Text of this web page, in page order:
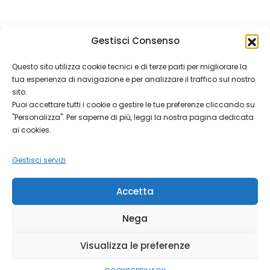
Gestisci Consenso
Questo sito utilizza cookie tecnici e di terze parti per migliorare la
tua esperienza di navigazione e per analizzare il traffico sul nostro
sito.
Puoi accettare tutti i cookie o gestire le tue preferenze cliccando su
"Personalizza". Per saperne di più, leggi la nostra pagina dedicata
ai cookies.
Gestisci servizi
Accetta
Nega
Visualizza le preferenze
Lug 8, 2025 Parrocchia CommentOn
FEST
Luglio 2025 Cogos Fest Dall’11 al 13 luglio grande festa in
oratotio a Cogozzo, vedi
Copyright © 2026 Parrocchia di Villa Carcina.